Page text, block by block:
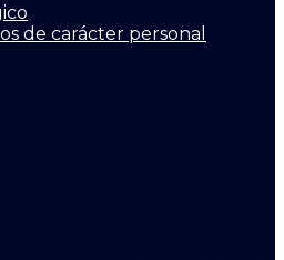
de carácter personal